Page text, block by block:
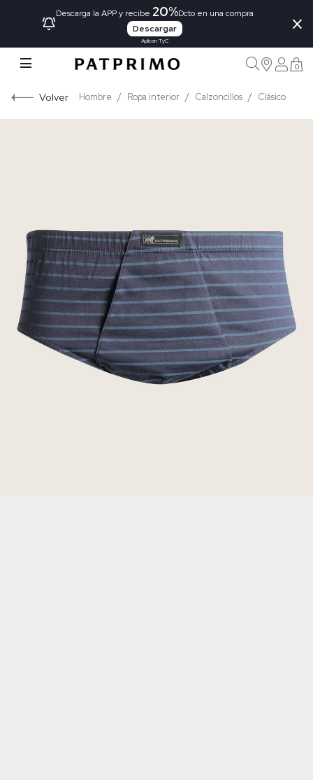
Descarga la APP y recibe 20%Dcto en una compra
Descargar
Aplican TyC
×
0
Volver Hombre Ropa interior Calzoncillos Clásico